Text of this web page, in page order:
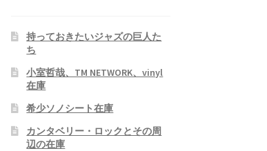
持っておきたいジャズの巨人た
ち
小室哲哉、TM NETWORK、vinyl
在庫
希少ソノシート在庫
カンタベリー・ロックとその周
辺の在庫